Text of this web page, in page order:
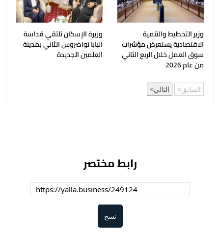
وزير التخطيط والتنمية
الاقتصادية يستعرض مؤشرات
سوق العمل خلال الربع الثاني
من عام 2026
وزيرة الإسكان تلتقي قداسة
البابا تواضروس الثاني بمدينة
العلمين الجديدة
السابق التالي
رابط مختصر
نسخ